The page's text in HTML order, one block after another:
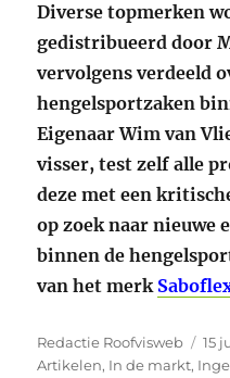
Diverse topmerken
gedistribueerd door
vervolgens verdeeld
hengelsportzaken
Eigenaar Wim van
visser, test zelf alle
deze met een
op zoek naar nieuwe
binnen de
van het merk
Auteur
Redactie Roofvisweb
op
15
Artikelen, In de markt,